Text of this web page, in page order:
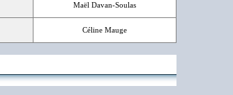
Maël Davan-Soulas
Céline Mauge